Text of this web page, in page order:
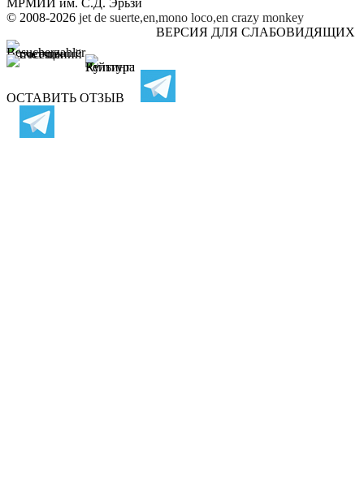
© 2008-2026 jet de suerte,en,mono loco,en crazy monkey
ВЕРСИЯ ДЛЯ СЛАБОВИДЯЩИХ
ОСТАВИТЬ ОТЗЫВ